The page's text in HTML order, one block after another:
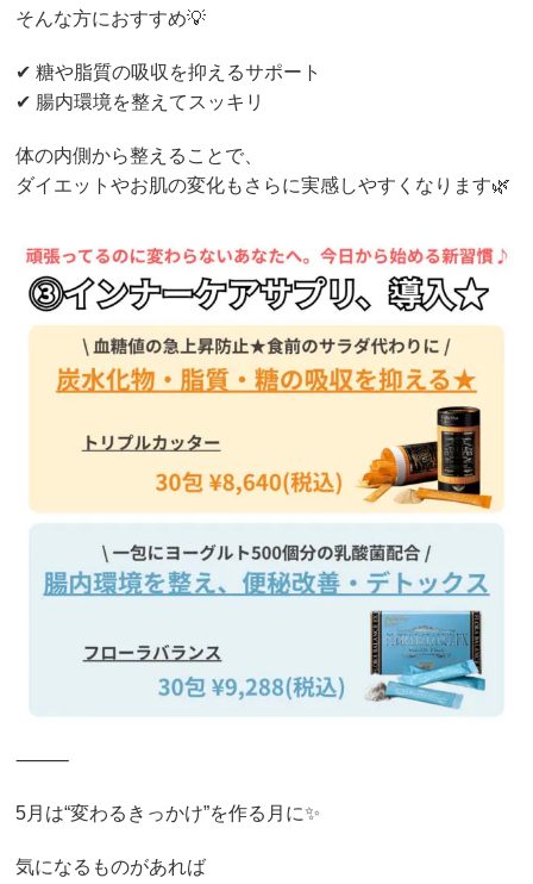
そんな方におすすめ💡
✔︎ 糖や脂質の吸収を抑えるサポート
✔︎ 腸内環境を整えてスッキリ
体の内側から整えることで、
ダイエットやお肌の変化もさらに実感しやすくなります🌿
⸻
5月は“変わるきっかけ”を作る月に✨
気になるものがあれば